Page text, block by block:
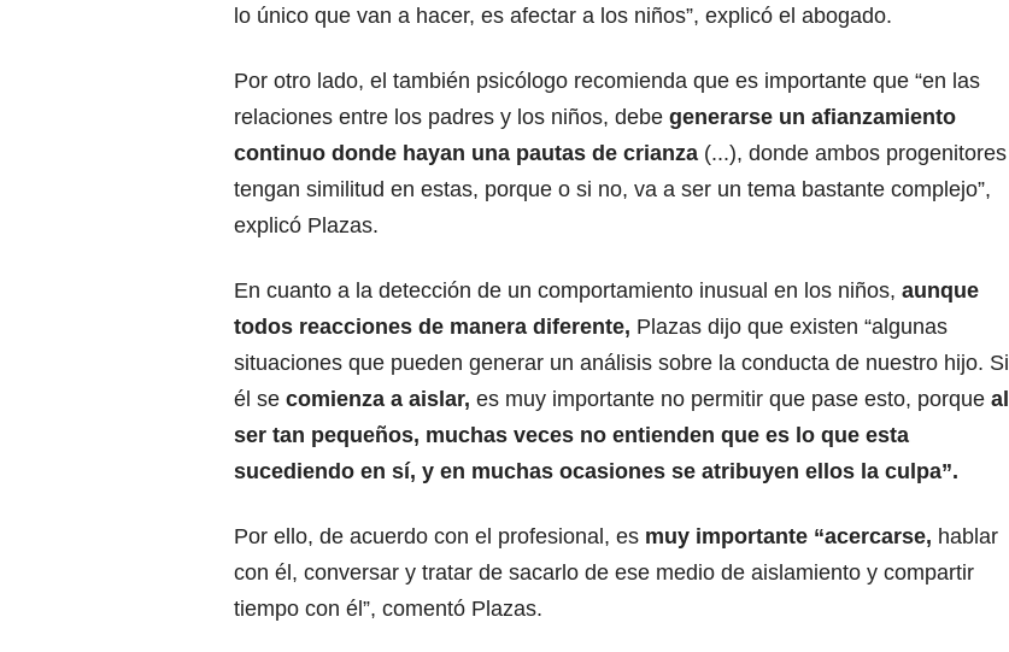
lo único que van a hacer, es afectar a los niños”, explicó el abogado.
Por otro lado, el también psicólogo recomienda que es importante que “en las
relaciones entre los padres y los niños, debe generarse un afianzamiento
continuo donde hayan una pautas de crianza (...), donde ambos progenitores
tengan similitud en estas, porque o si no, va a ser un tema bastante complejo”,
explicó Plazas.
En cuanto a la detección de un comportamiento inusual en los niños, aunque
todos reacciones de manera diferente, Plazas dijo que existen “algunas
situaciones que pueden generar un análisis sobre la conducta de nuestro hijo. Si
él se comienza a aislar, es muy importante no permitir que pase esto, porque al
ser tan pequeños, muchas veces no entienden que es lo que esta
sucediendo en sí, y en muchas ocasiones se atribuyen ellos la culpa”.
Por ello, de acuerdo con el profesional, es muy importante “acercarse, hablar
con él, conversar y tratar de sacarlo de ese medio de aislamiento y compartir
tiempo con él”, comentó Plazas.